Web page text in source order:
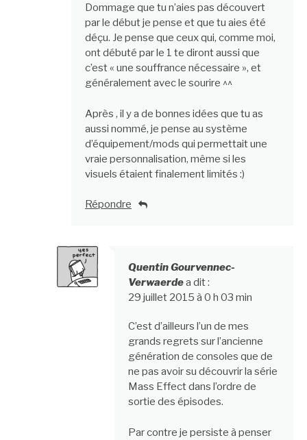
Dommage que tu n’aies pas découvert
par le début je pense et que tu aies été
déçu. Je pense que ceux qui, comme moi,
ont débuté par le 1 te diront aussi que
c’est « une souffrance nécessaire », et
généralement avec le sourire ^^
Après , il y a de bonnes idées que tu as
aussi nommé, je pense au système
d’équipement/mods qui permettait une
vraie personnalisation, même si les
visuels étaient finalement limités :)
Répondre
Quentin Gourvennec-
Verwaerdea dit :
29 juillet 2015 à 0 h 03 min
C’est d’ailleurs l’un de mes
grands regrets sur l’ancienne
génération de consoles que de
ne pas avoir su découvrir la série
Mass Effect dans l’ordre de
sortie des épisodes.
Par contre je persiste à penser